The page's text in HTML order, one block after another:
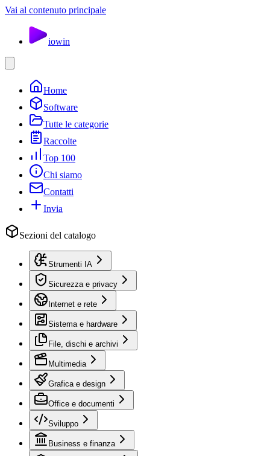
Vai al contenuto principale
iowin
Home
Software
Tutte le categorie
Raccolte
Top 100
Chi siamo
Contatti
Invia
Sezioni del catalogo
Strumenti IA
Sicurezza e privacy
Internet e rete
Sistema e hardware
File, dischi e archivi
Multimedia
Grafica e design
Office e documenti
Sviluppo
Business e finanza